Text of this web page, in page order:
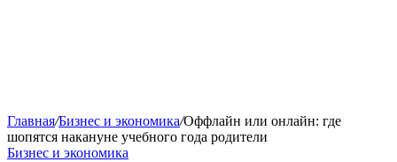
Главная/Бизнес и экономика/Оффлайн или онлайн: где
шопятся накануне учебного года родители
Бизнес и экономика